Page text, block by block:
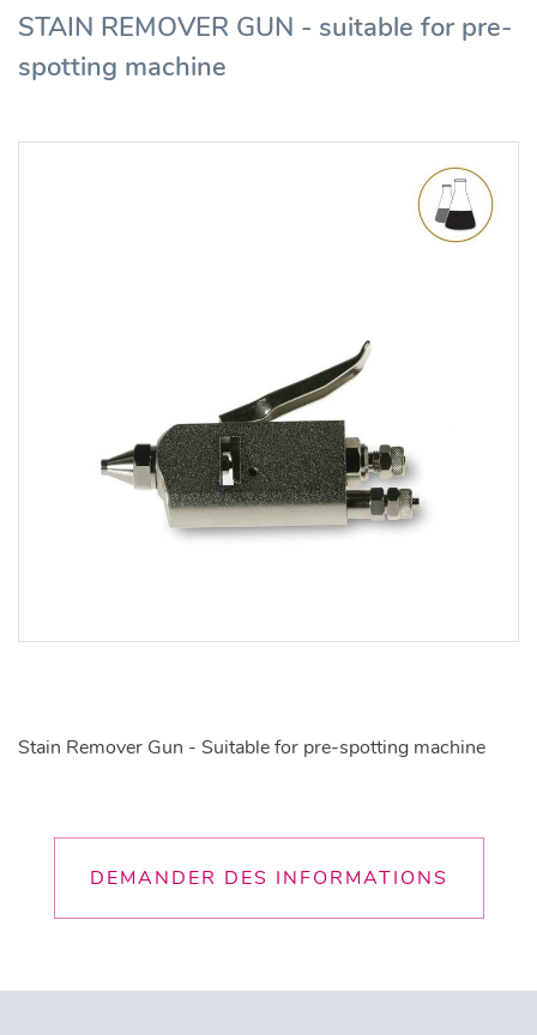
STAIN REMOVER GUN - suitable for pre-
spotting machine
Stain Remover Gun - Suitable for pre-spotting machine
DEMANDER DES INFORMATIONS